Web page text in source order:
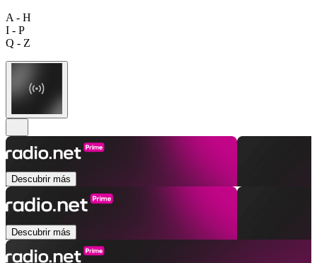
A - H
I - P
Q - Z
Descubrir más
Descubrir más